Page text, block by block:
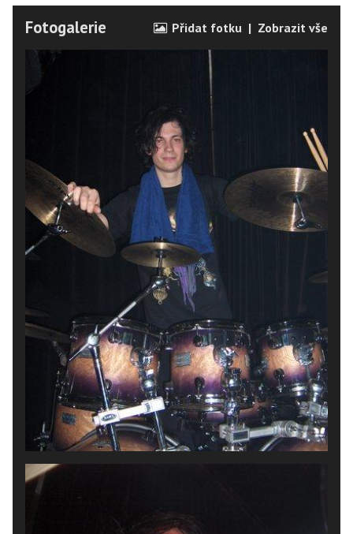
Fotogalerie Přidat fotku | Zobrazit vše